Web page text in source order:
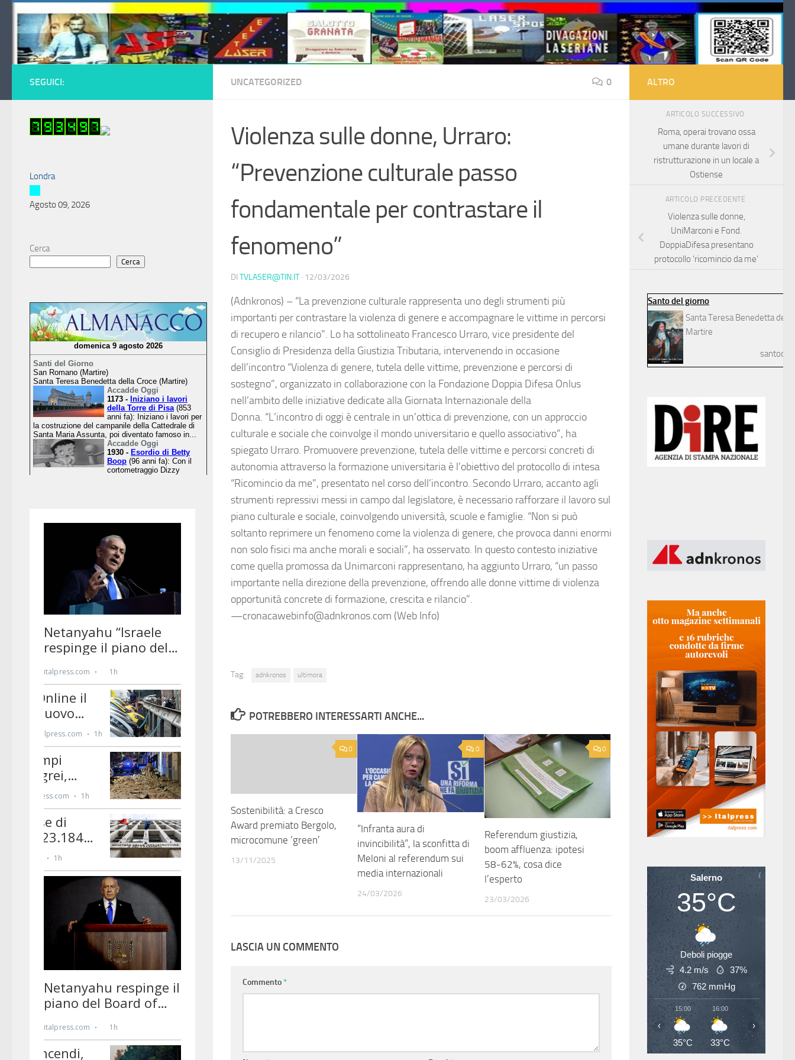
Salta al contenuto
UNCATEGORIZED 0
Violenza sulle donne, Urraro:
“Prevenzione culturale passo
fondamentale per contrastare il
fenomeno”
DI TVLASER@TIN.IT · 12/03/2026
(Adnkronos) – “La prevenzione culturale rappresenta uno degli strumenti più
importanti per contrastare la violenza di genere e accompagnare le vittime in percorsi
di recupero e rilancio". Lo ha sottolineato Francesco Urraro, vice presidente del
Consiglio di Presidenza della Giustizia Tributaria, intervenendo in occasione
dell’incontro “Violenza di genere, tutela delle vittime, prevenzione e percorsi di
sostegno”, organizzato in collaborazione con la Fondazione Doppia Difesa Onlus
nell’ambito delle iniziative dedicate alla Giornata Internazionale della
Donna. “L’incontro di oggi è centrale in un’ottica di prevenzione, con un approccio
culturale e sociale che coinvolge il mondo universitario e quello associativo”, ha
spiegato Urraro. Promuovere prevenzione, tutela delle vittime e percorsi concreti di
autonomia attraverso la formazione universitaria è l’obiettivo del protocollo di intesa
“Ricomincio da me”, presentato nel corso dell’incontro. Secondo Urraro, accanto agli
strumenti repressivi messi in campo dal legislatore, è necessario rafforzare il lavoro sul
piano culturale e sociale, coinvolgendo università, scuole e famiglie. “Non si può
soltanto reprimere un fenomeno come la violenza di genere, che provoca danni enormi
non solo fisici ma anche morali e sociali”, ha osservato. In questo contesto iniziative
come quella promossa da Unimarconi rappresentano, ha aggiunto Urraro, “un passo
importante nella direzione della prevenzione, offrendo alle donne vittime di violenza
opportunità concrete di formazione, crescita e rilancio”.
—cronacawebinfo@adnkronos.com (Web Info)
Tag: adnkronos ultimora
POTREBBERO INTERESSARTI ANCHE...
0
Sostenibilità: a Cresco
Award premiato Bergolo,
microcomune ‘green’
13/11/2025
0
“Infranta aura di
invincibilità”, la sconfitta di
Meloni al referendum sui
media internazionali
24/03/2026
0
Referendum giustizia,
boom affluenza: ipotesi
58-62%, cosa dice
l’esperto
23/03/2026
LASCIA UN COMMENTO
Commento*
SEGUICI:
Londra
Agosto 09, 2026
Cerca
Cerca
ALTRO
ARTICOLO SUCCESSIVO
Roma, operai trovano ossa
umane durante lavori di
ristrutturazione in un locale a
Ostiense
ARTICOLO PRECEDENTE
Violenza sulle donne,
UniMarconi e Fond.
DoppiaDifesa presentano
protocollo ‘ricomincio da me’
Santo del giorno
Santa Teresa Benedetta della
Martire
Salerno
35°C
Deboli piogge
4.2 m/s
37%
762 mmHg
15:00
35°C
16:00
33°C
17:00
34°C
‹ ›